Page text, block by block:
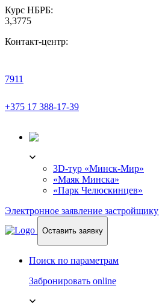
Курс НБРБ:
3,3775
Контакт-центр:
7911
+375 17 388-17-39
3D-тур «Минск-Мир»
«Маяк Минска»
«Парк Челюскинцев»
Электронное заявление застройщику
Оставить заявку
Поиск по параметрам
Забронировать online